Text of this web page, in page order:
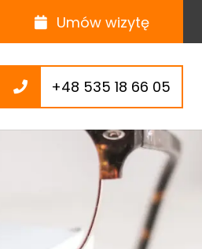
Umów wizytę
+48 535 18 66 05